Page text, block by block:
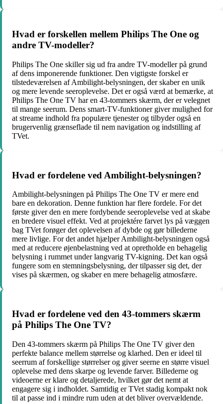
Hvad er forskellen mellem Philips The One og
andre TV-modeller?
Philips The One skiller sig ud fra andre TV-modeller på grund
af dens imponerende funktioner. Den vigtigste forskel er
tilstedeværelsen af ​​Ambilight-belysningen, der skaber en unik
og mere levende seeroplevelse. Det er også værd at bemærke, at
Philips The One TV har en 43-tommers skærm, der er velegnet
til mange seerum. Dens smart-TV-funktioner giver mulighed for
at streame indhold fra populære tjenester og tilbyder også en
brugervenlig grænseflade til nem navigation og indstilling af
TVet.
Hvad er fordelene ved Ambilight-belysningen?
Ambilight-belysningen på Philips The One TV er mere end
bare en dekoration. Denne funktion har flere fordele. For det
første giver den en mere fordybende seeroplevelse ved at skabe
en bredere visuel effekt. Ved at projektére farvet lys på væggen
bag TVet forøger det oplevelsen af dybde og gør billederne
mere livlige. For det andet hjælper Ambilight-belysningen også
med at reducere øjenbelastning ved at opretholde en behagelig
belysning i rummet under langvarig TV-kigning. Det kan også
fungere som en stemningsbelysning, der tilpasser sig det, der
vises på skærmen, og skaber en mere behagelig atmosfære.
Hvad er fordelene ved den 43-tommers skærm
på Philips The One TV?
Den 43-tommers skærm på Philips The One TV giver den
perfekte balance mellem størrelse og klarhed. Den er ideel til
seerrum af forskellige størrelser og giver seerne en større visuel
oplevelse med dens skarpe og levende farver. Billederne og
videoerne er klare og detaljerede, hvilket gør det nemt at
engagere sig i indholdet. Samtidig er TVet stadig kompakt nok
til at passe ind i mindre rum uden at det bliver overvældende.